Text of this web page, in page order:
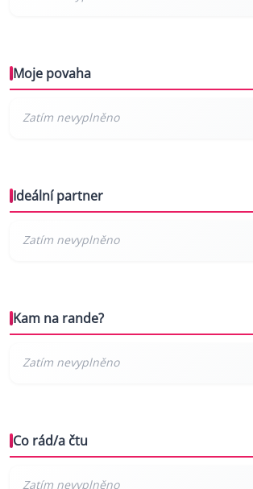
Moje povaha
Ideální partner
Kam na rande?
Co rád/a čtu